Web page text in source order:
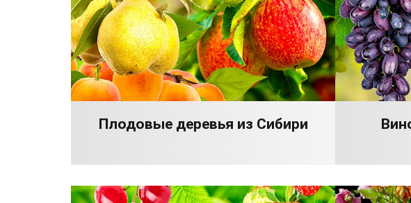
Плодовые деревья из Сибири